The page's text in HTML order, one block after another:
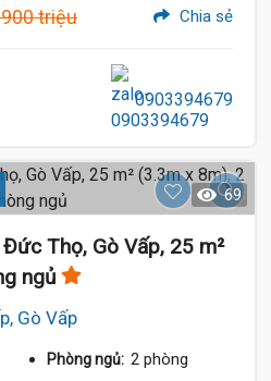
triệu Chia sẻ
0903394679
69
Thọ, Gò Vấp, 25 m²
ngủ
Gò Vấp
Phòng ngủ: 2 phòng